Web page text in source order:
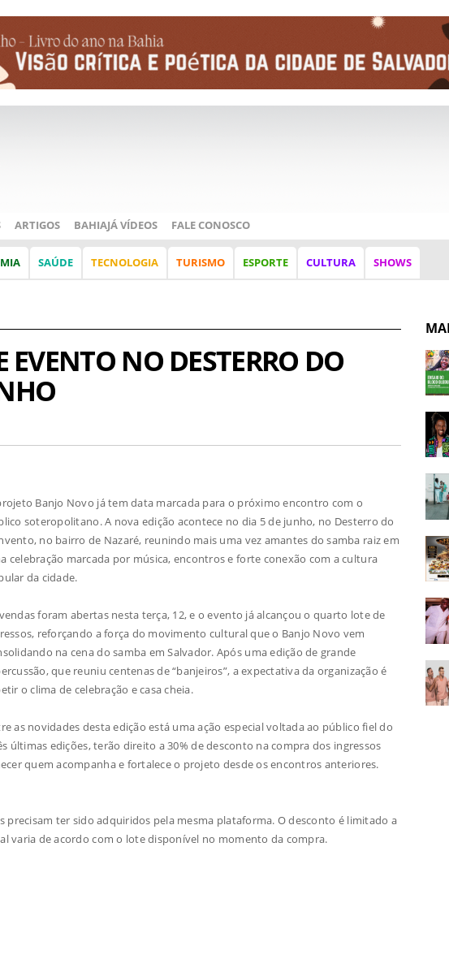
ARTIGOS BAHIAJÁ VÍDEOS FALE CONOSCO
SAÚDE TECNOLOGIA TURISMO ESPORTE CULTURA SHOWS
NO DESTERRO DO
Banjo Novo já tem data marcada para o próximo encontro com o
soteropolitano. A nova edição acontece no dia 5 de junho, no Desterro do
no bairro de Nazaré, reunindo mais uma vez amantes do samba raiz em
celebração marcada por música, encontros e forte conexão com a cultura
da cidade.
foram abertas nesta terça, 12, e o evento já alcançou o quarto lote de
reforçando a força do movimento cultural que o Banjo Novo vem
na cena do samba em Salvador. Após uma edição de grande
que reuniu centenas de “banjeiros”, a expectativa da organização é
o clima de celebração e casa cheia.
as novidades desta edição está uma ação especial voltada ao público fiel do
últimas edições, terão direito a 30% de desconto na compra dos ingressos
quem acompanha e fortalece o projeto desde os encontros anteriores.
precisam ter sido adquiridos pela mesma plataforma. O desconto é limitado a
varia de acordo com o lote disponível no momento da compra.